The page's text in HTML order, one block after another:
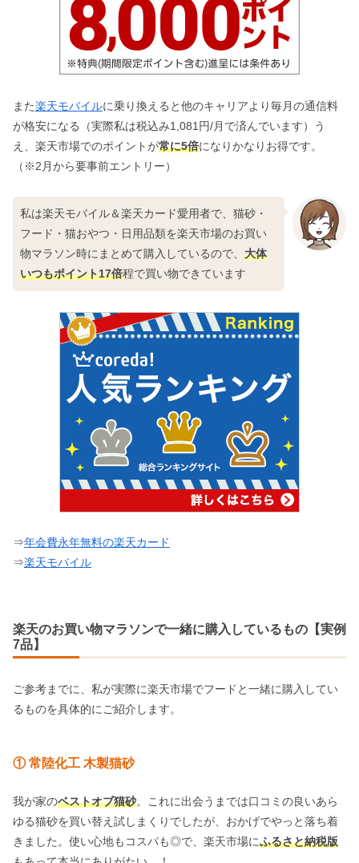
また楽天モバイルに乗り換えると他のキャリアより毎月の通信料
が格安になる（実際私は税込み1,081円/月で済んでいます）う
え、楽天市場でのポイントが常に5倍になりかなりお得です。
（※2月から要事前エントリー）
私は楽天モバイル＆楽天カード愛用者で、猫砂・
フード・猫おやつ・日用品類を楽天市場のお買い
物マラソン時にまとめて購入しているので、 大体
いつもポイント17倍程で買い物できています
⇒年会費永年無料の楽天カード
⇒楽天モバイル
楽天のお買い物マラソンで一緒に購入しているもの【実例
7品】
ご参考までに、私が実際に楽天市場でフードと一緒に購入してい
るものを具体的にご紹介します。
① 常陸化工 木製猫砂
我が家のベストオブ猫砂。これに出会うまでは口コミの良いあら
ゆる猫砂を買い替え試しまくりでしたが、おかげでやっと落ち着
きました。使い心地もコスパも◎で、楽天市場にふるさと納税版